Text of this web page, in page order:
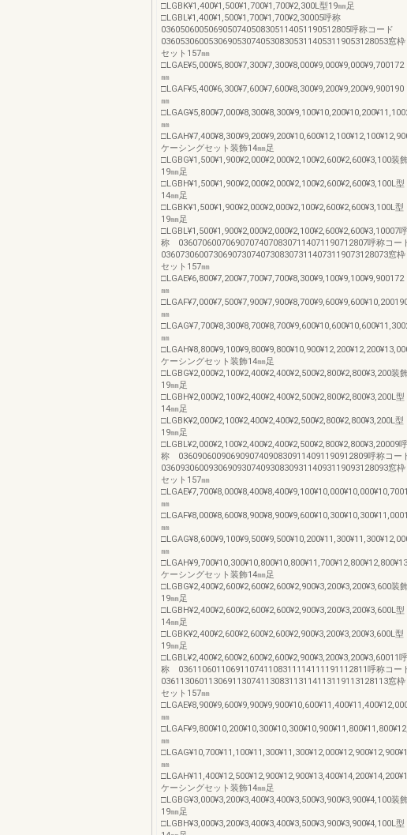
□LGBK¥1,400¥1,500¥1,700¥1,700¥2,300L型19㎜足
□LGBL¥1,400¥1,500¥1,700¥1,700¥2,30005呼称
0360506005069050740508305114051190512805呼称コード
036053060053069053074053083053114053119053128053窓枠
セット157㎜
□LGAE¥5,000¥5,800¥7,300¥7,300¥8,000¥9,000¥9,000¥9,700172
㎜
□LGAF¥5,400¥6,300¥7,600¥7,600¥8,300¥9,200¥9,200¥9,900190
㎜
㎜
ケーシングセット装飾14㎜足
□LGBG¥1,500¥1,900¥2,000¥2,000¥2,100¥2,600¥2,600¥3,100装
19㎜足
□LGBH¥1,500¥1,900¥2,000¥2,000¥2,100¥2,600¥2,600¥3,100L型
14㎜足
□LGBK¥1,500¥1,900¥2,000¥2,000¥2,100¥2,600¥2,600¥3,100L型
19㎜足
□LGBL¥1,500¥1,900¥2,000¥2,000¥2,100¥2,600¥2,600¥3,10007呼
称 0360706007069070740708307114071190712807呼称コー
036073060073069073074073083073114073119073128073窓枠
セット157㎜
□LGAE¥6,800¥7,200¥7,700¥7,700¥8,300¥9,100¥9,100¥9,900172
㎜
㎜
㎜
ケーシングセット装飾14㎜足
□LGBG¥2,000¥2,100¥2,400¥2,400¥2,500¥2,800¥2,800¥3,200装
19㎜足
□LGBH¥2,000¥2,100¥2,400¥2,400¥2,500¥2,800¥2,800¥3,200L型
14㎜足
□LGBK¥2,000¥2,100¥2,400¥2,400¥2,500¥2,800¥2,800¥3,200L型
19㎜足
□LGBL¥2,000¥2,100¥2,400¥2,400¥2,500¥2,800¥2,800¥3,20009呼
称 0360906009069090740908309114091190912809呼称コー
036093060093069093074093083093114093119093128093窓枠
セット157㎜
㎜
㎜
㎜
ケーシングセット装飾14㎜足
□LGBG¥2,400¥2,600¥2,600¥2,600¥2,900¥3,200¥3,200¥3,600装
19㎜足
□LGBH¥2,400¥2,600¥2,600¥2,600¥2,900¥3,200¥3,200¥3,600L型
14㎜足
□LGBK¥2,400¥2,600¥2,600¥2,600¥2,900¥3,200¥3,200¥3,600L型
19㎜足
□LGBL¥2,400¥2,600¥2,600¥2,600¥2,900¥3,200¥3,200¥3,60011呼
称 0361106011069110741108311114111191112811呼称コー
036113060113069113074113083113114113119113128113窓枠
セット157㎜
㎜
㎜
㎜
ケーシングセット装飾14㎜足
□LGBG¥3,000¥3,200¥3,400¥3,400¥3,500¥3,900¥3,900¥4,100装
19㎜足
□LGBH¥3,000¥3,200¥3,400¥3,400¥3,500¥3,900¥3,900¥4,100L型